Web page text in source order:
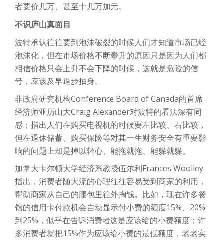
者要价几万、甚至十几万加元。
不识庐山真面目
波特承认往往要到泡沫破裂的时候人们才知道市场已经
泡沫化，但在市场价格不断攀升的原因只是因为人们都
相信价格只会上升不会下降的时候，这就是危险的信
号，应该及早退步抽身。
非政府研究机构Conference Board of Canada的首席
经济师亚历山大Craig Alexander对波特的看法深有同
感；指出人们在购买电视机的时候要左比较、右比较，
但在退休储蓄、购买保险等对其一生财务安全有重要影
响的问题上却是掉以轻心、能拖就拖、能躲就躲。
加拿大卡尔顿大学经济系教授伍尔利Frances Woolley
指出，消费者随大流的心理往往容易受到商家的利用，
帮助商家从自己的腰包里往外掏钱。比如，现在许多餐
馆的信用卡付款机会自动显示付小费的额度15%、20%
到25%，似乎在告诉消费者这是应该给的小费额度；许
多消费者就把15%作为应该给小费的最低额度，老老实